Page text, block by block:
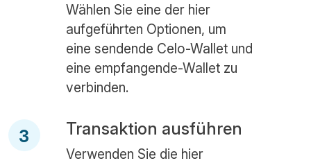
Wählen Sie eine der hier
aufgeführten Optionen, um
eine sendende Celo-Wallet und
eine empfangende-Wallet zu
verbinden.
3 Transaktion ausführen
Verwenden Sie die hier